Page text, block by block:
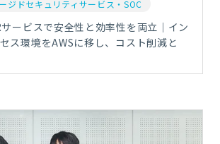
ジドセキュリティサービス・SOC
ービスで安全性と効率性を両立｜イン
ス環境をAWSに移し、コスト削減と